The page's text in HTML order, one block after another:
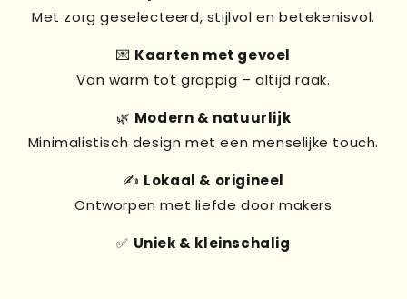
Met zorg geselecteerd, stijlvol en betekenisvol.
💌 Kaarten met gevoel
Van warm tot grappig – altijd raak.
🌿 Modern & natuurlijk
Minimalistisch design met een menselijke touch.
✍️ Lokaal & origineel
Ontworpen met liefde door makers
✅ Uniek & kleinschalig